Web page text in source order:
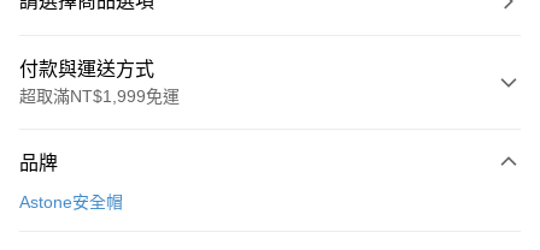
付款與運送方式
超取滿NT$1,999免運
信用卡一次付款
品牌
Astone安全帽